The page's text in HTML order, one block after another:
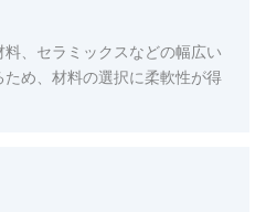
、セラミックスなどの幅広い
め、材料の選択に柔軟性が得